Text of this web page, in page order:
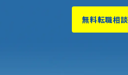
無料転職相談